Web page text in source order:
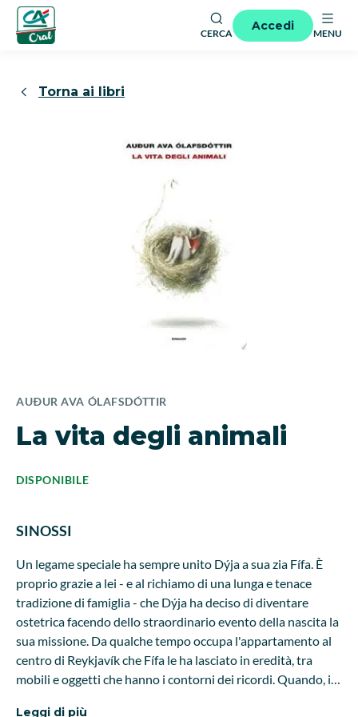
CERCA
Accedi
MENU
Torna ai libri
AUÐUR AVA ÓLAFSDÓTTIR
La vita degli animali
DISPONIBILE
SINOSSI
Un legame speciale ha sempre unito Dýja a sua zia Fífa. È
proprio grazie a lei - e al richiamo di una lunga e tenace
tradizione di famiglia - che Dýja ha deciso di diventare
ostetrica facendo dello straordinario evento della nascita la
sua missione. Da qualche tempo occupa l'appartamento al
centro di Reykjavík che Fífa le ha lasciato in eredità, tra
mobili e oggetti che hanno i contorni dei ricordi. Quando, in
Leggi di più